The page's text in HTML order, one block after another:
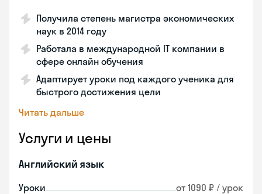
Получила степень магистра экономических
наук в 2014 году
Работала в международной IT компании в
сфере онлайн обучения
Адаптирует уроки под каждого ученика для
быстрого достижения цели
Читать дальше
Услуги и цены
Английский язык
Уроки от 1090 ₽ / урок